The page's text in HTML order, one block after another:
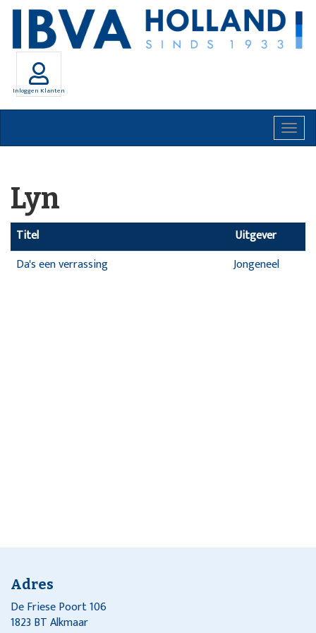
Inloggen Klanten
Lyn
Titel
Uitgever
Da's een verrassing
Jongeneel
Adres
De Friese Poort 106
1823 BT Alkmaar